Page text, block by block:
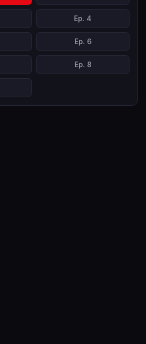
Ep. 4
Ep. 6
Ep. 8